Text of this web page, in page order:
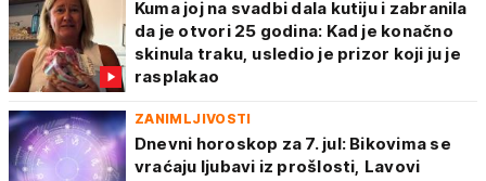
Kuma joj na svadbi dala kutiju i zabranila
da je otvori 25 godina: Kad je konačno
skinula traku, usledio je prizor koji ju je
rasplakao
ZANIMLJIVOSTI
Dnevni horoskop za 7. jul: Bikovima se
vraćaju ljubavi iz prošlosti, Lavovi